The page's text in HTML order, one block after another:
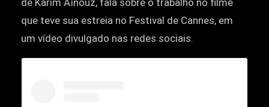
que teve sua estreia no Festival de Cannes, em
um vídeo divulgado nas redes sociais.